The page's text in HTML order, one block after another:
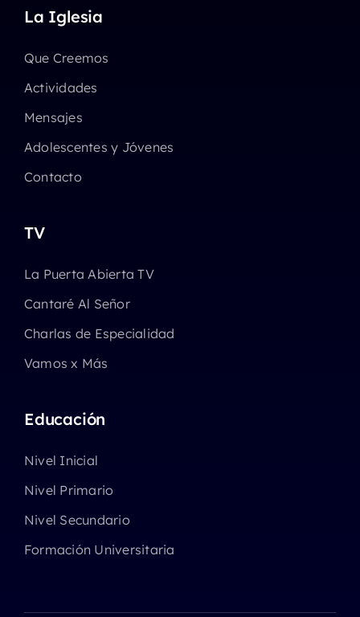
La Iglesia
Que Creemos
Actividades
Mensajes
Adolescentes y Jóvenes
Contacto
TV
La Puerta Abierta TV
Cantaré Al Señor
Charlas de Especialidad
Vamos x Más
Educación
Nivel Inicial
Nivel Primario
Nivel Secundario
Formación Universitaria